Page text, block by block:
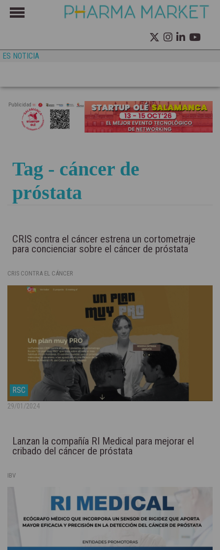
ES NOTICIA
Publicidad
Tag - cáncer de
próstata
CRIS contra el cáncer estrena un cortometraje
para concienciar sobre el cáncer de próstata
CRIS CONTRA EL CÁNCER
RSC
29/01/2024
Lanzan la compañía RI Medical para mejorar el
cribado del cáncer de próstata
IBV